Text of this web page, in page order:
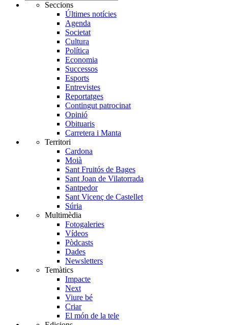
Seccions
Últimes notícies
Agenda
Societat
Cultura
Política
Economia
Successos
Esports
Entrevistes
Reportatges
Contingut patrocinat
Opinió
Obituaris
Carretera i Manta
Territori
Cardona
Moià
Sant Fruitós de Bages
Sant Joan de Vilatorrada
Santpedor
Sant Vicenç de Castellet
Súria
Multimèdia
Fotogaleries
Vídeos
Pòdcasts
Dades
Newsletters
Temàtics
Impacte
Next
Viure bé
Criar
El món de la tele